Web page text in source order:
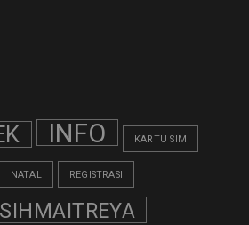
INFO KARTU SIM
NATAL REGISTRASI